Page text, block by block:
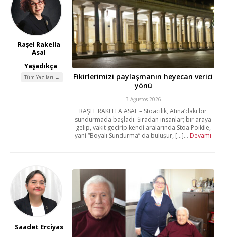
Raşel Rakella
Asal
Yaşadıkça
Tüm Yazıları →
Fikirlerimizi paylaşmanın heyecan verici
yönü
3 Ağustos 2026
RAŞEL RAKELLA ASAL – Stoacılık, Atina’daki bir
sundurmada başladı. Sıradan insanlar; bir araya
gelip, vakit geçirip kendi aralarında Stoa Poikile,
yani “Boyalı Sundurma” da buluşur, [...]... Devamı
Saadet Erciyas